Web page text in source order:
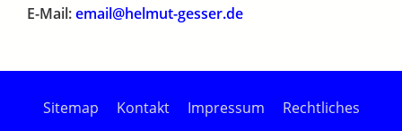
E-Mail:email@helmut-gesser.de
Sitemap Kontakt Impressum Rechtliches